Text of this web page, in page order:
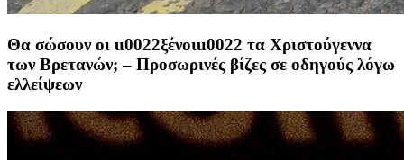
Θα σώσουν οι u0022ξένοιu0022 τα Χριστούγεννα
των Βρετανών; – Προσωρινές βίζες σε οδηγούς λόγω
ελλείψεων